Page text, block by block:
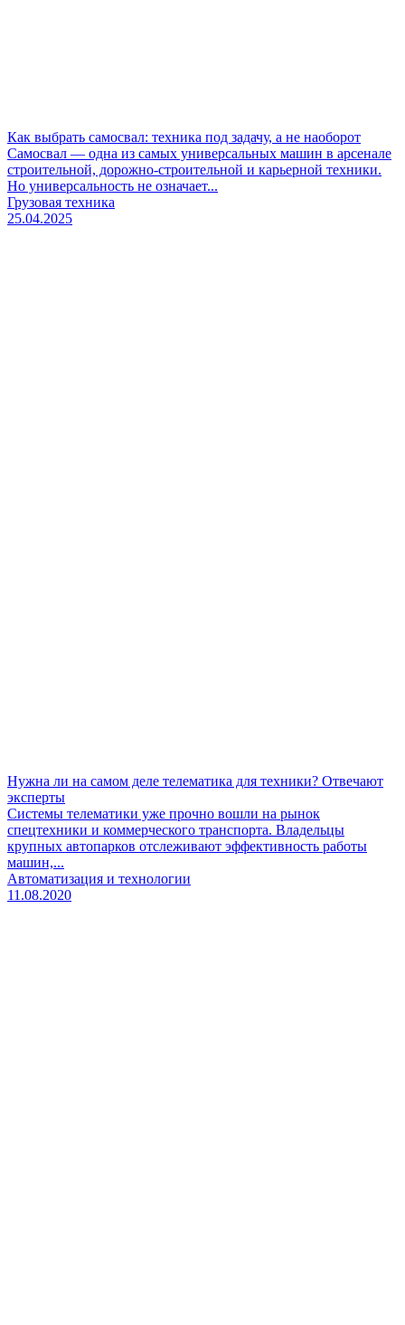
Как выбрать самосвал: техника под задачу, а не наоборот
Самосвал — одна из самых универсальных машин в арсенале
строительной, дорожно-строительной и карьерной техники.
Но универсальность не означает...
Грузовая техника
25.04.2025
Нужна ли на самом деле телематика для техники? Отвечают
эксперты
Системы телематики уже прочно вошли на рынок
спецтехники и коммерческого транспорта. Владельцы
крупных автопарков отслеживают эффективность работы
машин,...
Автоматизация и технологии
11.08.2020